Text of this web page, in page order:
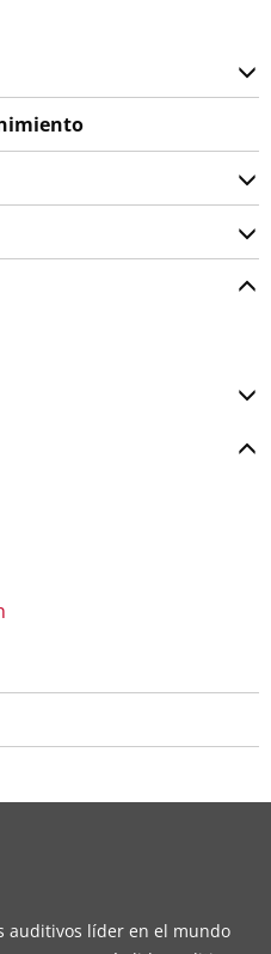
auditivos líder en el mundo